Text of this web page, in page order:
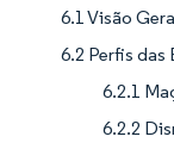
6.1 Visão
6.2 Perfis das
6.2.1
6.2.2